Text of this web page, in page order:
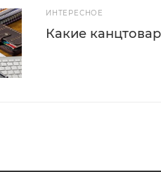
ИНТЕРЕСНОЕ
Какие